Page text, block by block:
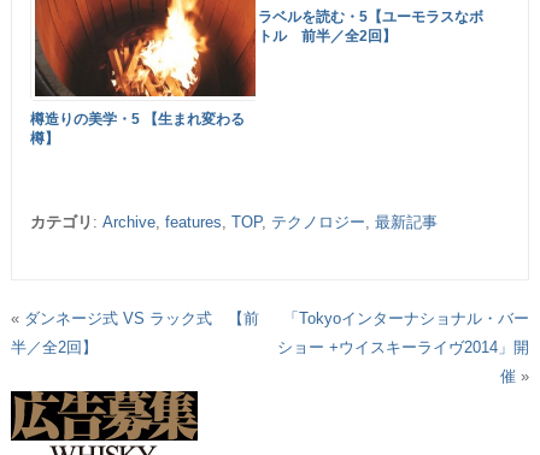
樽造りの美学・5 【生まれ変わる
樽】
ラベルを読む・5【ユーモラスなボ
トル 前半／全2回】
カテゴリ : Archive, features TOP, テクノロジー 最新記事
« ダンネージ式 VS ラック式 【前
半／全2回】
「Tokyoインターナショナル・バー
ショー +ウイスキーライヴ2014」開
催 »